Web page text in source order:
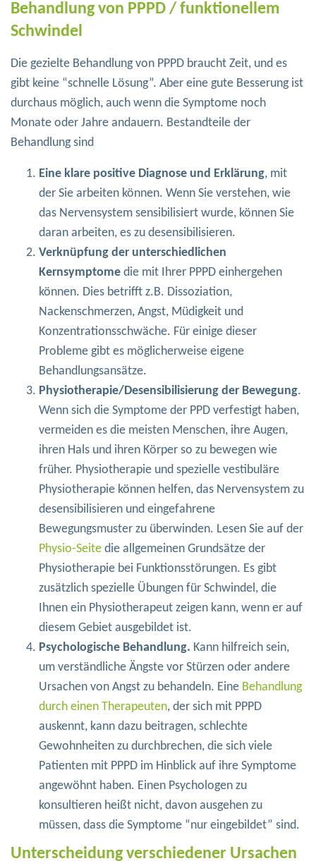
Behandlung von PPPD / funktionellem
Schwindel
Die gezielte Behandlung von PPPD braucht Zeit, und es
gibt keine “schnelle Lösung”. Aber eine gute Besserung ist
durchaus möglich, auch wenn die Symptome noch
Monate oder Jahre andauern. Bestandteile der
Behandlung sind
Eine klare positive Diagnose und Erklärung, mit
der Sie arbeiten können. Wenn Sie verstehen, wie
das Nervensystem sensibilisiert wurde, können Sie
daran arbeiten, es zu desensibilisieren.
Verknüpfung der unterschiedlichen
Kernsymptome die mit Ihrer PPPD einhergehen
können. Dies betrifft z.B. Dissoziation,
Nackenschmerzen, Angst, Müdigkeit und
Konzentrationsschwäche. Für einige dieser
Probleme gibt es möglicherweise eigene
Behandlungsansätze.
Physiotherapie/Desensibilisierung der Bewegung.
Wenn sich die Symptome der PPD verfestigt haben,
vermeiden es die meisten Menschen, ihre Augen,
ihren Hals und ihren Körper so zu bewegen wie
früher. Physiotherapie und spezielle vestibuläre
Physiotherapie können helfen, das Nervensystem zu
desensibilisieren und eingefahrene
Bewegungsmuster zu überwinden. Lesen Sie auf der
Physio-Seite die allgemeinen Grundsätze der
Physiotherapie bei Funktionsstörungen. Es gibt
zusätzlich spezielle Übungen für Schwindel, die
Ihnen ein Physiotherapeut zeigen kann, wenn er auf
diesem Gebiet ausgebildet ist.
Psychologische Behandlung. Kann hilfreich sein,
um verständliche Ängste vor Stürzen oder andere
Ursachen von Angst zu behandeln. Eine Behandlung
durch einen Therapeuten, der sich mit PPPD
auskennt, kann dazu beitragen, schlechte
Gewohnheiten zu durchbrechen, die sich viele
Patienten mit PPPD im Hinblick auf ihre Symptome
angewöhnt haben. Einen Psychologen zu
konsultieren heißt nicht, davon ausgehen zu
müssen, dass die Symptome “nur eingebildet” sind.
Unterscheidung verschiedener Ursachen